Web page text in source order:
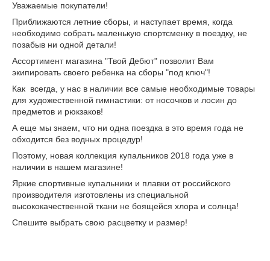
Уважаемые покупатели!
Приближаются летние сборы, и наступает время, когда
необходимо собрать маленькую спортсменку в поездку, не
позабыв ни одной детали!
Ассортимент магазина "Твой Дебют" позволит Вам
экипировать своего ребенка на сборы "под ключ"!
Как всегда, у нас в наличии все самые необходимые товары
для художественной гимнастики: от носочков и лосин до
предметов и рюкзаков!
А еще мы знаем, что ни одна поездка в это время года не
обходится без водных процедур!
Поэтому, новая коллекция купальников 2018 года уже в
наличии в нашем магазине!
Яркие спортивные купальники и плавки от российского
производителя изготовлены из специальной
высококачественной ткани не боящейся хлора и солнца!
Спешите выбрать свою расцветку и размер!